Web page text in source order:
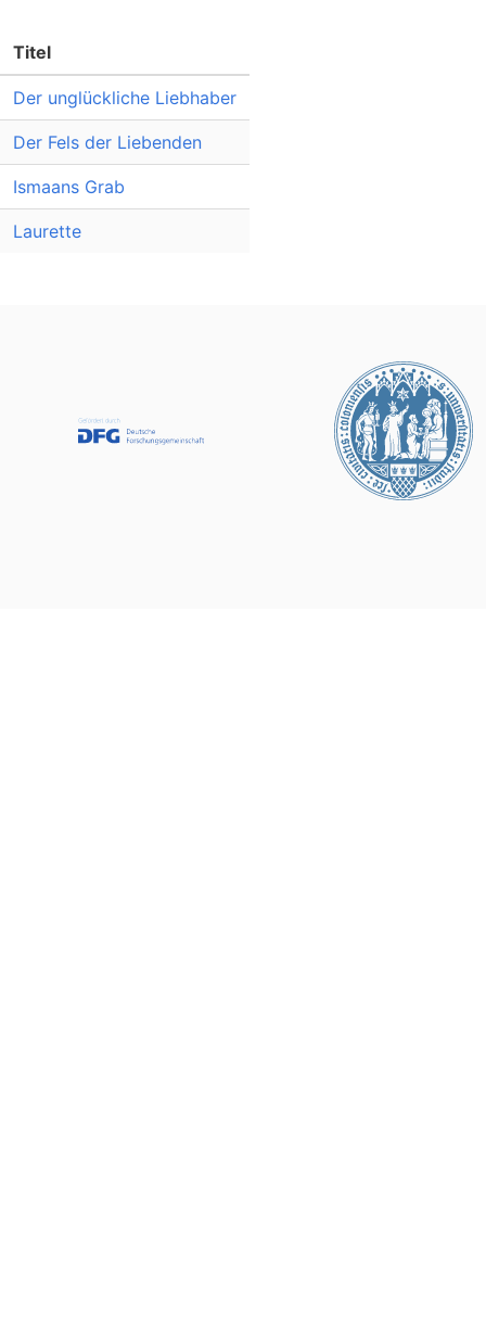
Titel
Der unglückliche Liebhaber
Der Fels der Liebenden
Ismaans Grab
Laurette